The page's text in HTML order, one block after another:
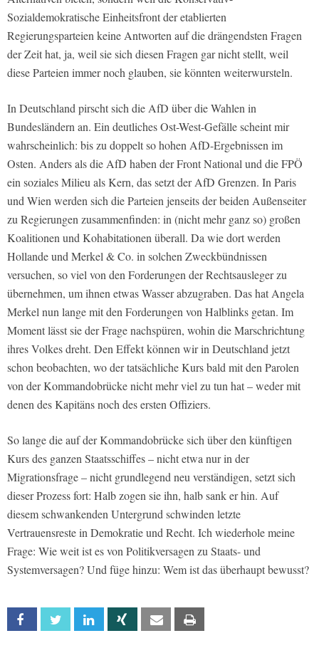
Sozialdemokratische Einheitsfront der etablierten
Regierungsparteien keine Antworten auf die drängendsten Fragen
der Zeit hat, ja, weil sie sich diesen Fragen gar nicht stellt, weil
diese Parteien immer noch glauben, sie könnten weiterwursteln.
In Deutschland pirscht sich die AfD über die Wahlen in
Bundesländern an. Ein deutliches Ost-West-Gefälle scheint mir
wahrscheinlich: bis zu doppelt so hohen AfD-Ergebnissen im
Osten. Anders als die AfD haben der Front National und die FPÖ
ein soziales Milieu als Kern, das setzt der AfD Grenzen. In Paris
und Wien werden sich die Parteien jenseits der beiden Außenseiter
zu Regierungen zusammenfinden: in (nicht mehr ganz so) großen
Koalitionen und Kohabitationen überall. Da wie dort werden
Hollande und Merkel & Co. in solchen Zweckbündnissen
versuchen, so viel von den Forderungen der Rechtsausleger zu
übernehmen, um ihnen etwas Wasser abzugraben. Das hat Angela
Merkel nun lange mit den Forderungen von Halblinks getan. Im
Moment lässt sie der Frage nachspüren, wohin die Marschrichtung
ihres Volkes dreht. Den Effekt können wir in Deutschland jetzt
schon beobachten, wo der tatsächliche Kurs bald mit den Parolen
von der Kommandobrücke nicht mehr viel zu tun hat – weder mit
denen des Kapitäns noch des ersten Offiziers.
So lange die auf der Kommandobrücke sich über den künftigen
Kurs des ganzen Staatsschiffes – nicht etwa nur in der
Migrationsfrage – nicht grundlegend neu verständigen, setzt sich
dieser Prozess fort: Halb zogen sie ihn, halb sank er hin. Auf
diesem schwankenden Untergrund schwinden letzte
Vertrauensreste in Demokratie und Recht. Ich wiederhole meine
Frage: Wie weit ist es von Politikversagen zu Staats- und
Systemversagen? Und füge hinzu: Wem ist das überhaupt bewusst?
Facebook Twitter Linkedin Xing Email